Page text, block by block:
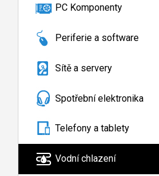
PC Komponenty
Periferie a software
Sítě a servery
Spotřební elektronika
Telefony a tablety
Vodní chlazení